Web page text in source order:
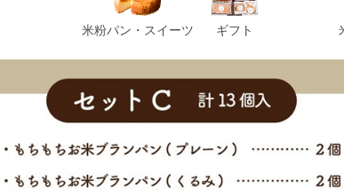
米粉パン・スイーツ ギフト